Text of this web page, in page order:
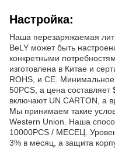
Настройка:
Наша перезаряжаемая
BeLY может быть
конкретными
изготовлена в Китае и
ROHS, и CE. Минимальное
50PCS, а цена составляет
включают UN CARTON, а
Мы принимаем такие
Western Union. Наша
10000PCS / МЕСЕЦ.
3% в месяц, а защита